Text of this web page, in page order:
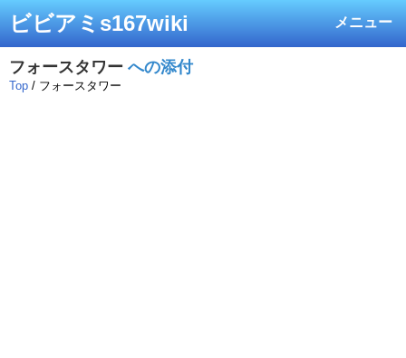
メニュー
ビビアミs167wiki
フォースタワー への添付
Top / フォースタワー